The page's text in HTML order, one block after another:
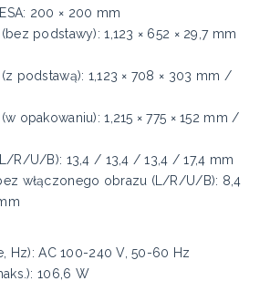
200 × 200 mm
podstawy): 1,123 × 652 × 29,7 mm
podstawą): 1,123 × 708 × 303 mm /
opakowaniu): 1,215 × 775 × 152 mm /
R/U/B): 13,4 / 13,4 / 13,4 / 17,4 mm
włączonego obrazu (L/R/U/B): 8,4
Hz): AC 100-240 V, 50-60 Hz
106,6 W